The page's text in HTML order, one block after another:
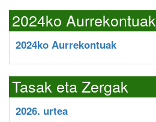
2024ko Aurrekontuak
2024ko Aurrekontuak
Tasak eta Zergak
2026. urtea